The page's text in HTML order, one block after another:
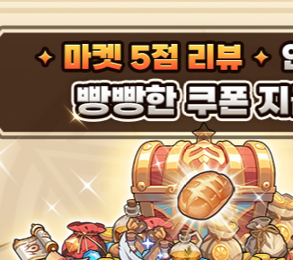
세계관
임특징
할 소개
템확률